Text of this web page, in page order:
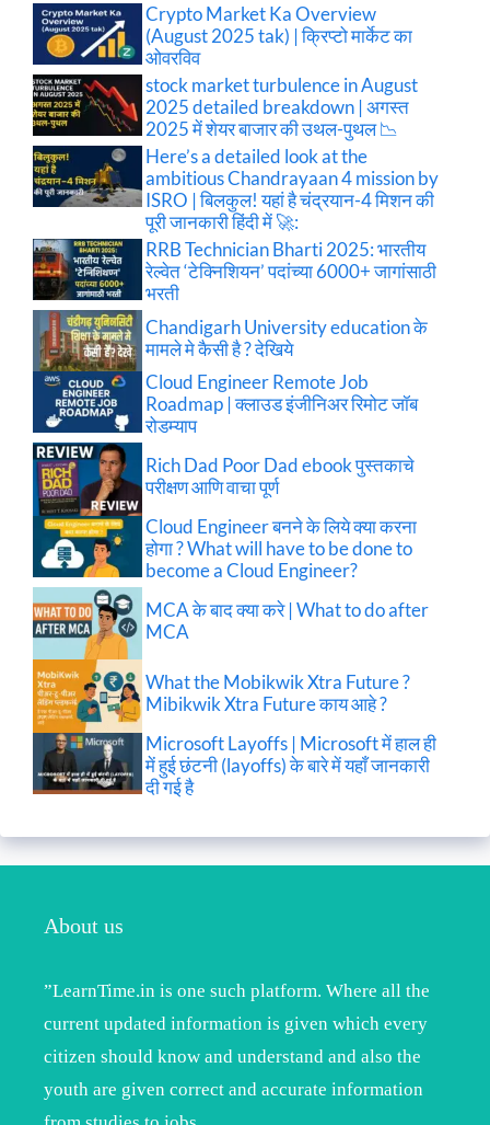
Crypto Market Ka Overview
(August 2025 tak) | क्रिप्टो मार्केट का
ओवरविव
stock market turbulence in August
2025 detailed breakdown | अगस्त
2025 में शेयर बाजार की उथल-पुथल 📉
Here’s a detailed look at the
ambitious Chandrayaan 4 mission by
ISRO | बिलकुल! यहां है चंद्रयान-4 मिशन की
पूरी जानकारी हिंदी में 🚀:
RRB Technician Bharti 2025: भारतीय
रेल्वेत ‘टेक्निशियन’ पदांच्या 6000+ जागांसाठी
भरती
Chandigarh University education के
मामले मे कैसी है ? देखिये
Cloud Engineer Remote Job
Roadmap | क्लाउड इंजीनिअर रिमोट जॉब
रोडम्याप
Rich Dad Poor Dad ebook पुस्तकाचे
परीक्षण आणि वाचा पूर्ण
Cloud Engineer बनने के लिये क्या करना
होगा ? What will have to be done to
become a Cloud Engineer?
MCA के बाद क्या करे | What to do after
MCA
What the Mobikwik Xtra Future ?
Mibikwik Xtra Future काय आहे ?
Microsoft Layoffs | Microsoft में हाल ही
में हुई छंटनी (layoffs) के बारे में यहाँ जानकारी
दी गई है
About us
”LearnTime.in is one such platform. Where all the
current updated information is given which every
citizen should know and understand and also the
youth are given correct and accurate information